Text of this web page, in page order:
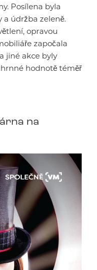
Posílena byla
a údržba zeleně.
opravou
započala
jiné akce byly
hodnotě téměř
na